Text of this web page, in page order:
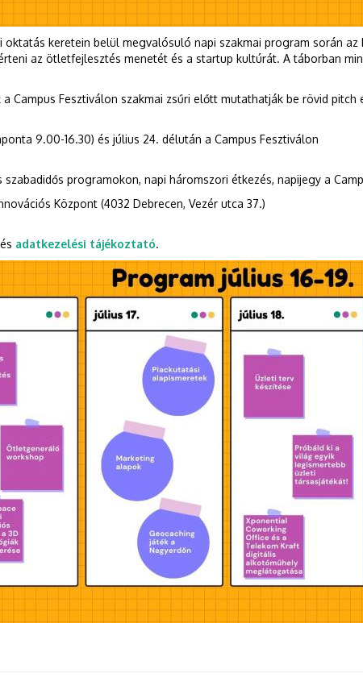
keretein belül megvalósuló napi szakmai program során
az ötletfejlesztés menetét és a startup kultúrát. A táborban
Campus Fesztiválon szakmai zsűri előtt mutathatják be rövid
9.00-16.30) és július 24. délután a Campus Fesztiválon
programokon, napi háromszori étkezés, napijegy a
Központ (4032 Debrecen, Vezér utca 37.)
adatkezelési tájékoztató.